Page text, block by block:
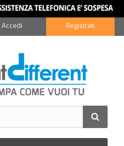
Accedi Registrati